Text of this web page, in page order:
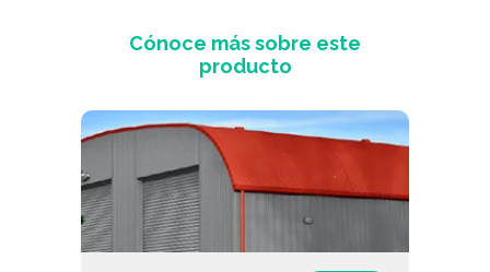
Cónoce más sobre este
producto